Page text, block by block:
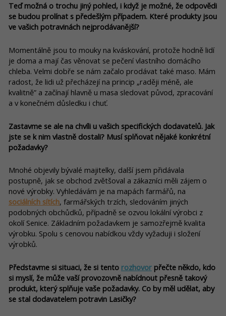
Teď možná o trochu jiný pohled, i když je možné, že odpovědi
se budou prolínat s předešlým případem. Které produkty jsou
ve vašich potravinách nejprodávanější?
Momentálně jsou to mouky na kváskování, protože hodně lidí
je doma a mají čas věnovat se pečení vlastního domácího
chleba. Velmi dobře se nám začalo prodávat také maso. Mám
radost, že lidi už přecházejí na princip „raději méně, ale
kvalitně” a začínají hlavně u masa sledovat původ, zpracování
a v konečném důsledku i chuť.
Zastavme se ale na chvíli u vašich specifických dodavatelů. Jak
jste se k nim vlastně dostali? Musí splňovat nějaké konkrétní
požadavky?
Mnohé objevily bývalé majitelky, další jsem přidávala
postupně, jak se obchod zvětšoval a zákazníci měli zájem o
nové výrobky. Vyhledávám je na mapách farmářů, na
sociálních sítích, farmářských trzích, sledováním jiných
podobných obchůdků, případně se ozvou lokální výrobci z
okolí Senice. Základním požadavkem je samozřejmě kvalita
výrobku. Spolu s cenovou nabídkou vždy vyžaduji i složení
výrobků.
Představme si situaci, že si tento rozhovor přečte někdo, kdo
si myslí, že může vaší provozovně nabídnout přesně takový
produkt, který splňuje vaše požadavky. Co by měl udělat, aby
se stal dodavatelem potravin Lasičky?